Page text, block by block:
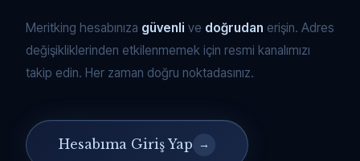
Meritking hesabınıza güvenli ve doğrudan erişin. Adres
değişikliklerinden etkilenmemek için resmi kanalımızı
takip edin. Her zaman doğru noktadasınız.
Hesabıma Giriş Yap →